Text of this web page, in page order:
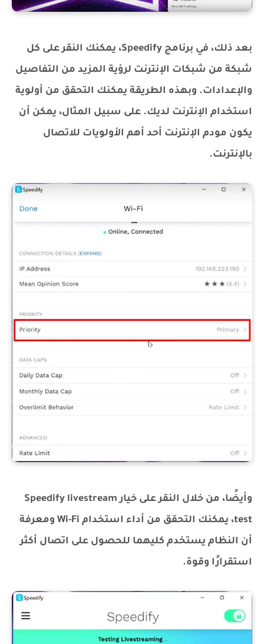
بعد ذلك، في برنامج Speedify، يمكنك النقر على كل
شبكة من شبكات الإنترنت لرؤية المزيد من التفاصيل
والإعدادات. وبهذه الطريقة يمكنك التحقق من أولوية
استخدام الإنترنت لديك. على سبيل المثال، يمكن أن
يكون مودم الإنترنت أحد أهم الأولويات للاتصال
بالإنترنت.
وأيضًا، من خلال النقر على خيار Speedify livestream
test، يمكنك التحقق من أداء استخدام Wi-Fi ومعرفة
أن النظام يستخدم كليهما للحصول على اتصال أكثر
استقرارًا وقوة.